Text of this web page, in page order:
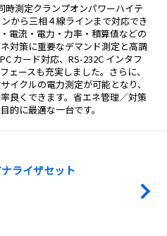
測定クランプオンパワーハイテ
から三相４線ラインまで対応でき
電流・電力・力率・積算値などの
対策に重要なデマンド測定と高調
カード対応、RS-232C インタフ
ェースも充実しました。さらに、
イクルの電力測定が可能となり、
良くできます。省エネ管理／対策
的に最適な一台です。
ライザセット